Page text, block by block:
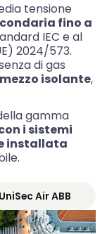
tensione
fino a
IEC e al
2024/573.
di gas
isolante,
gamma
i sistemi
installata
Air ABB